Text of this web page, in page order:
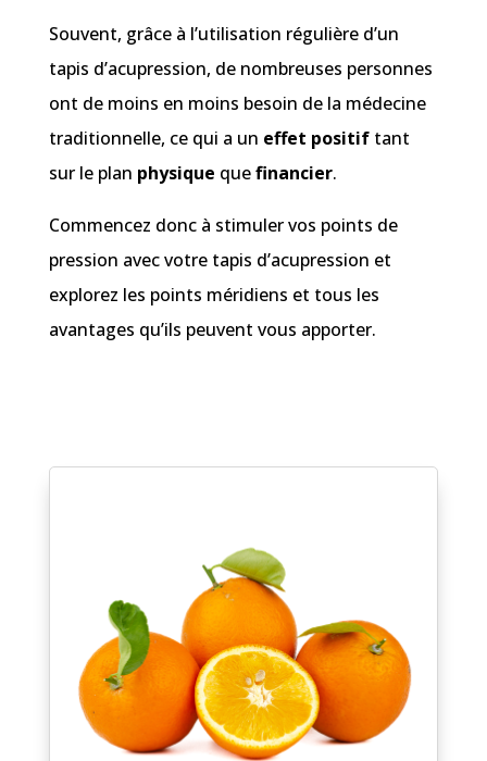
Souvent, grâce à l’utilisation régulière d’un
tapis d’acupression, de nombreuses personnes
ont de moins en moins besoin de la médecine
traditionnelle, ce qui a un effet positiftant
sur le plan physique quefinancier.
Commencez donc à stimuler vos points de
pression avec votre tapis d’acupression et
explorez les points méridiens et tous les
avantages qu’ils peuvent vous apporter.